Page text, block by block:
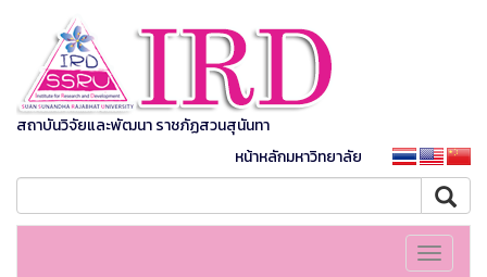
สถาบันวิจัยและพัฒนา ราชภัฏสวนสุนันทา
หน้าหลักมหาวิทยาลัย
Toggle